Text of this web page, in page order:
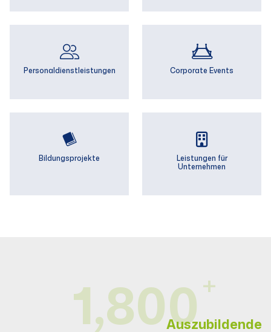
Personal­­dienstleistungen Corporate Events
Bildungsprojekte
Leistungen für
Unternehmen
1,800+
1800+
Auszubildende